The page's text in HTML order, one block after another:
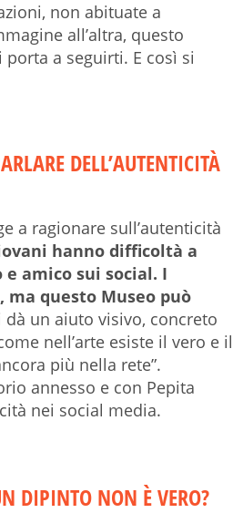
non abituate a
all’altra, questo
a seguirti. E così si
DELL’AUTENTICITÀ
a ragionare sull’autenticità
hanno difficoltà a
amico sui social. I
questo Museo può
dà un aiuto visivo, concreto
nell’arte esiste il vero e il
più nella rete”.
annesso e con Pepita
nei social media.
DIPINTO NON È VERO?